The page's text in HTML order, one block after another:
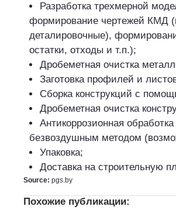
Разработка трехмерной
формирование чертежей КМД
деталировочные),
остатки, отходы и т.п.);
Дробеметная очистка
Заготовка профилей и
Сборка конструкций с
Дробеметная очистка
Антикоррозионная
безвоздушным методом
Упаковка;
Доставка на строительную
Source: pgs.by
Похожие публикации: